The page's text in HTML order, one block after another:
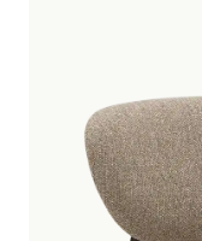
Merken
Nieuws &
of